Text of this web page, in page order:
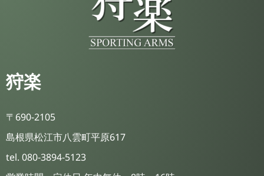
狩楽
〒690-2105
島根県松江市八雲町平原617
tel. 080-3894-5123